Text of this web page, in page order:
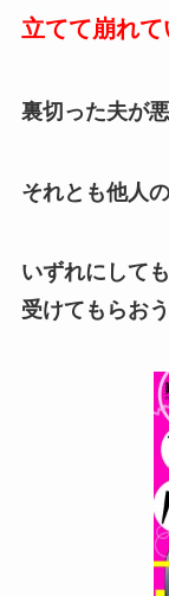
立てて崩れて
裏切った夫が
それとも他人
いずれにして
受けてもらおう